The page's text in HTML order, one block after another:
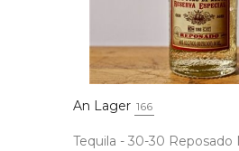
An Lager 166
Tequila - 30-30 Reposado